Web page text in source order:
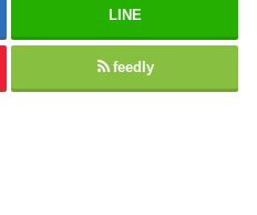
LINE
feedly